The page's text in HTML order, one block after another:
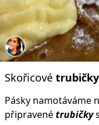
Skořicové trubičky
Pásky namotáváme
připravenétrubičky